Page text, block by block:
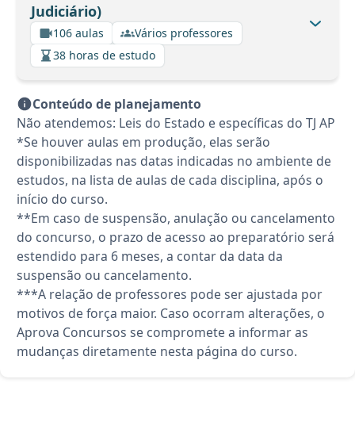
Judiciário)
106 aulas
Vários professores
38 horas de estudo
Conteúdo de planejamento
Não atendemos: Leis do Estado e específicas do TJ AP
*Se houver aulas em produção, elas serão
disponibilizadas nas datas indicadas no ambiente de
estudos, na lista de aulas de cada disciplina, após o
início do curso.
**Em caso de suspensão, anulação ou cancelamento
do concurso, o prazo de acesso ao preparatório será
estendido para 6 meses, a contar da data da
suspensão ou cancelamento.
***A relação de professores pode ser ajustada por
motivos de força maior. Caso ocorram alterações, o
Aprova Concursos se compromete a informar as
mudanças diretamente nesta página do curso.